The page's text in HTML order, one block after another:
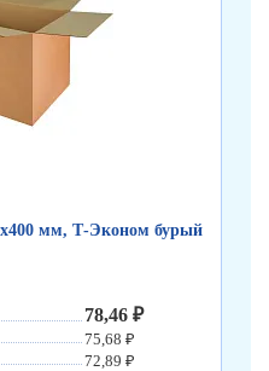
мм, Т-Эконом бурый
78,46 ₽
75,68 ₽
72,89 ₽